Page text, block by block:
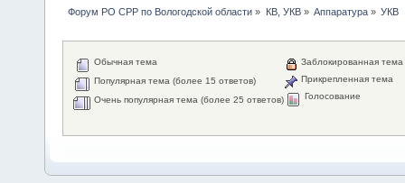
Форум РО СРР по Вологодской области » КВ, УКВ» Аппаратура» УКВ
Обычная тема
Популярная тема (более 15 ответов)
Очень популярная тема (более 25 ответов)
Заблокированная тема
Прикрепленная тема
Голосование